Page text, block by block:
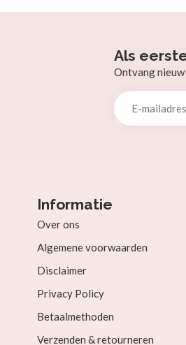
Als
Ontvang
Informatie
Over ons
Algemene voorwaarden
Disclaimer
Privacy Policy
Betaalmethoden
Verzenden & retourneren